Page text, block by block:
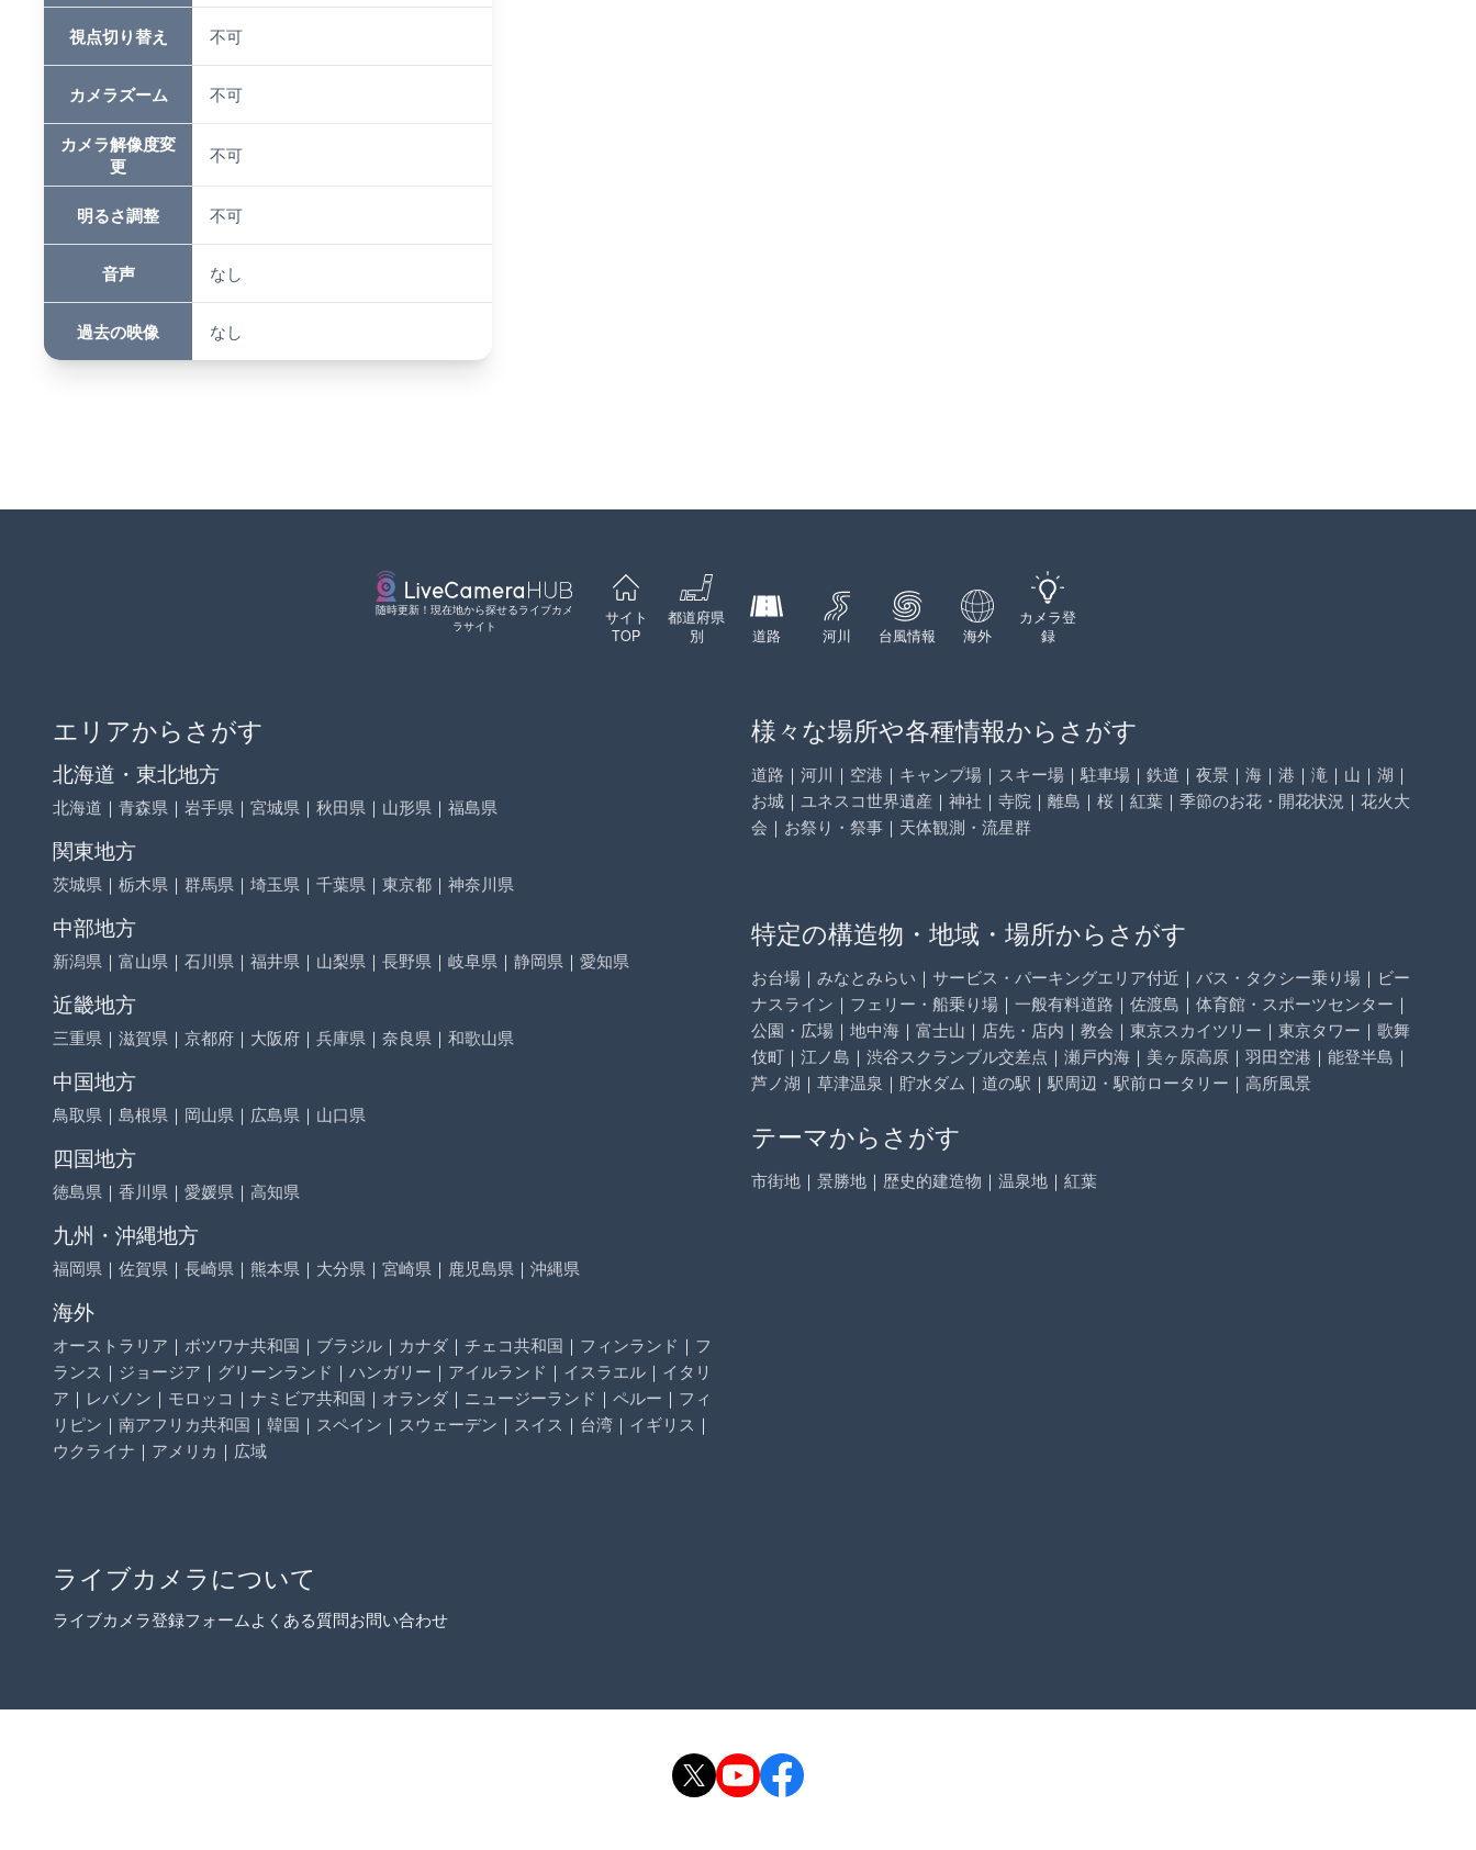
視点切り替え 不可
カメラズーム 不可
カメラ解像度変
更
不可
明るさ調整 不可
音声 なし
過去の映像 なし
随時更新！現在地から探せるライブカメ
ラサイト
サイト
TOP
都道府県
別
道路 河川 台風情報 海外
カメラ登
録
エリアからさがす
北海道・東北地方
北海道 ｜ 青森県 ｜ 岩手県 ｜ 宮城県 ｜ 秋田県 ｜ 山形県 ｜ 福島県
関東地方
茨城県 ｜ 栃木県 ｜ 群馬県 ｜ 埼玉県 ｜ 千葉県 ｜ 東京都 ｜ 神奈川県
中部地方
新潟県 ｜ 富山県 ｜ 石川県 ｜ 福井県 ｜ 山梨県 ｜ 長野県 ｜ 岐阜県 ｜ 静岡県 ｜ 愛知県
近畿地方
三重県 ｜ 滋賀県 ｜ 京都府 ｜ 大阪府 ｜ 兵庫県 ｜ 奈良県 ｜ 和歌山県
中国地方
鳥取県 ｜ 島根県 ｜ 岡山県 ｜ 広島県 ｜ 山口県
四国地方
徳島県 ｜ 香川県 ｜ 愛媛県 ｜ 高知県
九州・沖縄地方
福岡県 ｜ 佐賀県 ｜ 長崎県 ｜ 熊本県 ｜ 大分県 ｜ 宮崎県 ｜ 鹿児島県 ｜ 沖縄県
海外
オーストラリア ｜ ボツワナ共和国 ｜ ブラジル ｜ カナダ ｜ チェコ共和国 ｜ フィンランド ｜ フ
ランス ｜ ジョージア ｜ グリーンランド ｜ ハンガリー ｜ アイルランド ｜ イスラエル ｜ イタリ
ア ｜ レバノン ｜ モロッコ ｜ ナミビア共和国 ｜ オランダ ｜ ニュージーランド ｜ ペルー ｜ フィ
リピン ｜ 南アフリカ共和国 ｜ 韓国 ｜ スペイン ｜ スウェーデン ｜ スイス ｜ 台湾 ｜ イギリス ｜
ウクライナ ｜ アメリカ ｜ 広域
様々な場所や各種情報からさがす
道路 ｜ 河川 ｜ 空港 ｜ キャンプ場 ｜ スキー場 ｜ 駐車場 ｜ 鉄道 ｜ 夜景 ｜ 海 ｜ 港 ｜ 滝 ｜ 山 ｜ 湖 ｜
お城 ｜ ユネスコ世界遺産 ｜ 神社 ｜ 寺院 ｜ 離島 ｜ 桜 ｜ 紅葉 ｜ 季節のお花・開花状況 ｜ 花火大
会 ｜ お祭り・祭事 ｜ 天体観測・流星群
特定の構造物・地域・場所からさがす
お台場 ｜ みなとみらい ｜ サービス・パーキングエリア付近 ｜ バス・タクシー乗り場 ｜ ビー
ナスライン ｜ フェリー・船乗り場 ｜ 一般有料道路 ｜ 佐渡島 ｜ 体育館・スポーツセンター ｜
公園・広場 ｜ 地中海 ｜ 富士山 ｜ 店先・店内 ｜ 教会 ｜ 東京スカイツリー ｜ 東京タワー ｜ 歌舞
伎町 ｜ 江ノ島 ｜ 渋谷スクランブル交差点 ｜ 瀬戸内海 ｜ 美ヶ原高原 ｜ 羽田空港 ｜ 能登半島 ｜
芦ノ湖 ｜ 草津温泉 ｜ 貯水ダム ｜ 道の駅 ｜ 駅周辺・駅前ロータリー ｜ 高所風景
テーマからさがす
市街地 ｜ 景勝地 ｜ 歴史的建造物 ｜ 温泉地 ｜ 紅葉
ライブカメラについて
ライブカメラ登録フォームよくある質問お問い合わせ